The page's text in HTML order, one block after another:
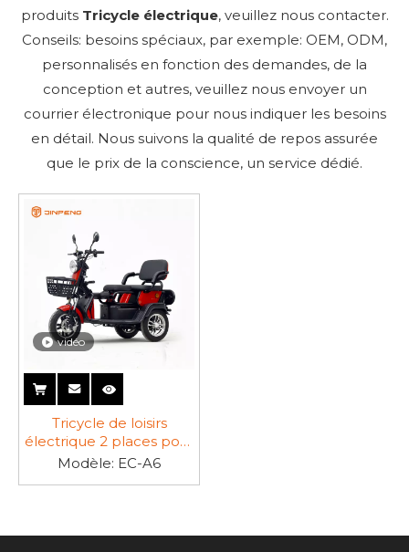
produits Tricycle électrique, veuillez nous contacter.
Conseils: besoins spéciaux, par exemple: OEM, ODM,
personnalisés en fonction des demandes, de la
conception et autres, veuillez nous envoyer un
courrier électronique pour nous indiquer les besoins
en détail. Nous suivons la qualité de repos assurée
que le prix de la conscience, un service dédié.
vidéo
Tricycle de loisirs
électrique 2 places pour
personnes âgées-EC-A6
Modèle: EC-A6